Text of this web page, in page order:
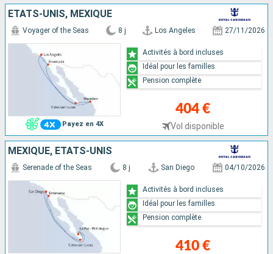
ÉTATS-UNIS, MEXIQUE
Payez en 4X
Voyager of the Seas 8 j Los Angeles 27/11/2026
404 €
Vol disponible
Activités à bord incluses
Idéal pour les familles
Pension complète
MEXIQUE, ÉTATS-UNIS
Serenade of the Seas 8 j San Diego 04/10/2026
410 €
Activités à bord incluses
Idéal pour les familles
Pension complète